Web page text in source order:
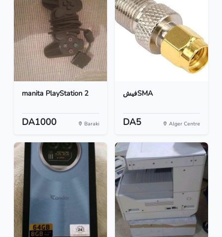
manita PlayStation 2
DA1000 Baraki
فيشSMA
DA5 Alger Centre